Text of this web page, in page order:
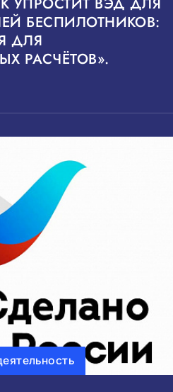
БЕСПИЛОТНИКОВ:
ДЛЯ
РАСЧЁТОВ».